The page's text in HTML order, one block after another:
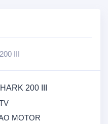
III
200 III
MOTOR